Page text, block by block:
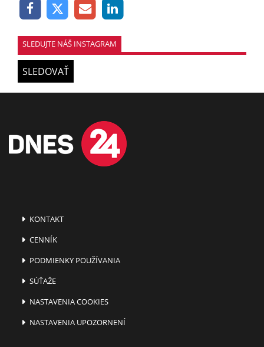
SLEDUJTE NÁŠ INSTAGRAM
SLEDOVAŤ
KONTAKT
CENNÍK
PODMIENKY POUŽÍVANIA
SÚŤAŽE
NASTAVENIA COOKIES
NASTAVENIA UPOZORNENÍ